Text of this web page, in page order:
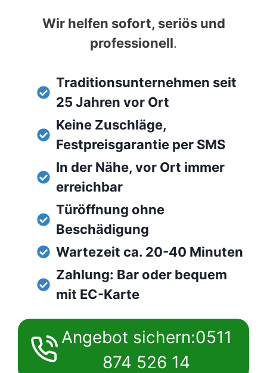
Wir helfen sofort, seriös und
professionell.
Traditionsunternehmen seit
25 Jahren vor Ort
Keine Zuschläge,
Festpreisgarantie per SMS
In der Nähe, vor Ort immer
erreichbar
Türöffnung ohne
Beschädigung
Wartezeit ca. 20-40 Minuten
Zahlung: Bar oder bequem
mit EC-Karte
Angebot sichern:0511
874 526 14